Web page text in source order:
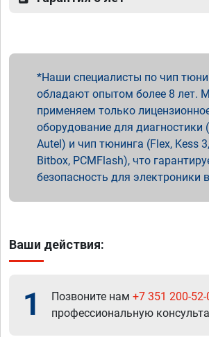
Наши специалисты по чип
обладают опытом более 8 лет.
применяем только
оборудование для диагностики
Autel) и чип тюнинга (Flex, Kess
Bitbox, PCMFlash), что
безопасность для электроники
Ваши действия:
1 Позвоните нам +7 351 200-52-
профессиональную